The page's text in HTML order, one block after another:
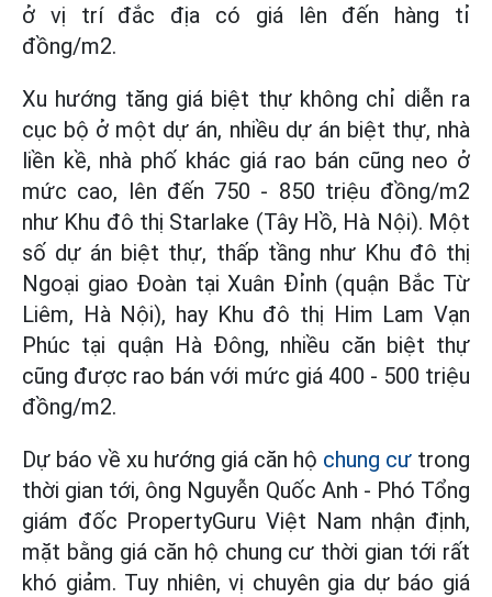
ở vị trí đắc địa có giá lên đến hàng tỉ
đồng/m2.
Xu hướng tăng giá biệt thự không chỉ diễn ra
cục bộ ở một dự án, nhiều dự án biệt thự, nhà
liền kề, nhà phố khác giá rao bán cũng neo ở
mức cao, lên đến 750 - 850 triệu đồng/m2
như Khu đô thị Starlake (Tây Hồ, Hà Nội). Một
số dự án biệt thự, thấp tầng như Khu đô thị
Ngoại giao Đoàn tại Xuân Đỉnh (quận Bắc Từ
Liêm, Hà Nội), hay Khu đô thị Him Lam Vạn
Phúc tại quận Hà Đông, nhiều căn biệt thự
cũng được rao bán với mức giá 400 - 500 triệu
đồng/m2.
Dự báo về xu hướng giá căn hộ chung cư trong
thời gian tới, ông Nguyễn Quốc Anh - Phó Tổng
giám đốc PropertyGuru Việt Nam nhận định,
mặt bằng giá căn hộ chung cư thời gian tới rất
khó giảm. Tuy nhiên, vị chuyên gia dự báo giá